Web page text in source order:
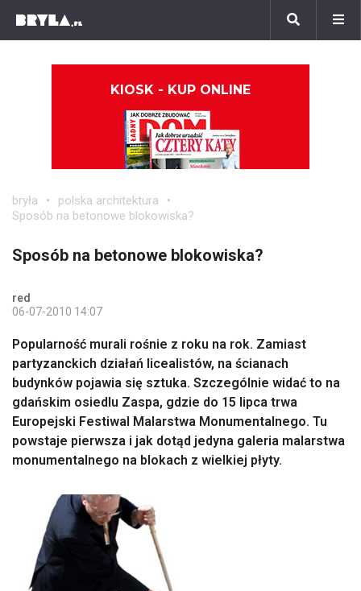
KIOSK - KUP ONLINE
bryła
polska architektura
Sposób na betonowe blokowiska?
Sposób na betonowe blokowiska?
red
06-07-2010 14:07
Popularność murali rośnie z roku na rok. Zamiast
partyzanckich działań licealistów, na ścianach
budynków pojawia się sztuka. Szczególnie widać to na
gdańskim osiedlu Zaspa, gdzie do 15 lipca trwa
Europejski Festiwal Malarstwa Monumentalnego. Tu
powstaje pierwsza i jak dotąd jedyna galeria malarstwa
monumentalnego na blokach z wielkiej płyty.